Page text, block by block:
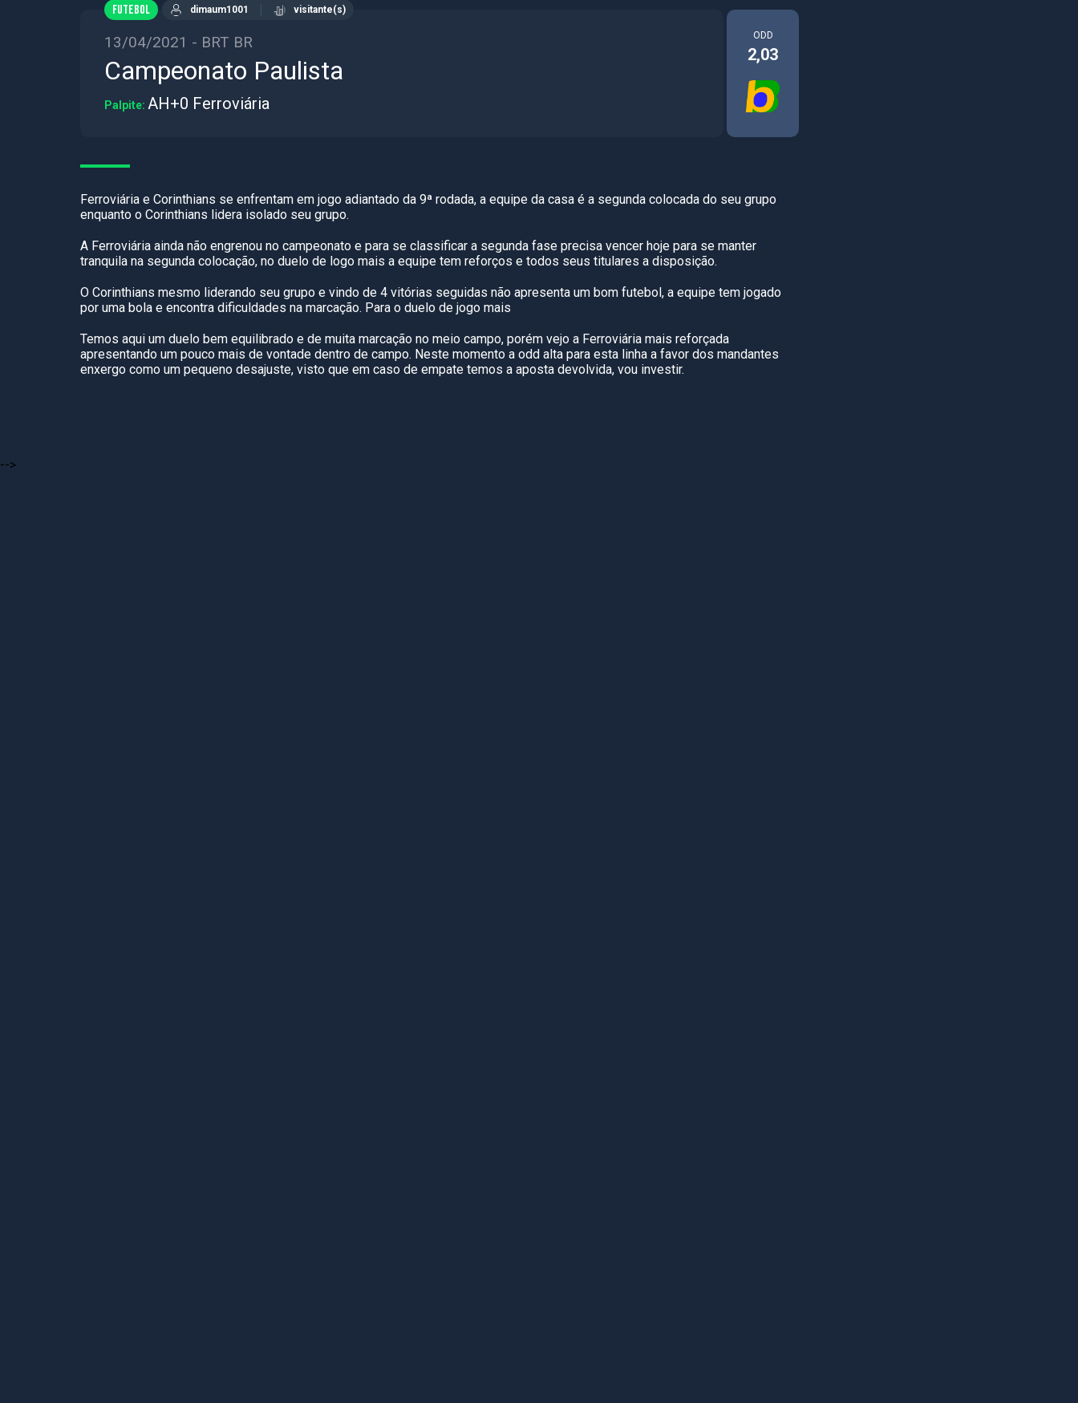
FUTEBOL dimaum1001 visitante(s)
13/04/2021 - BRT BR
Campeonato Paulista
Palpite: AH+0 Ferroviária
ODD
2,03
Ferroviária e Corinthians se enfrentam em jogo adiantado da 9ª rodada, a equipe da casa é a segunda colocada do seu grupo
enquanto o Corinthians lidera isolado seu grupo.
A Ferroviária ainda não engrenou no campeonato e para se classificar a segunda fase precisa vencer hoje para se manter
tranquila na segunda colocação, no duelo de logo mais a equipe tem reforços e todos seus titulares a disposição.
O Corinthians mesmo liderando seu grupo e vindo de 4 vitórias seguidas não apresenta um bom futebol, a equipe tem jogado
por uma bola e encontra dificuldades na marcação. Para o duelo de jogo mais
Temos aqui um duelo bem equilibrado e de muita marcação no meio campo, porém vejo a Ferroviária mais reforçada
apresentando um pouco mais de vontade dentro de campo. Neste momento a odd alta para esta linha a favor dos mandantes
enxergo como um pequeno desajuste, visto que em caso de empate temos a aposta devolvida, vou investir.
-->